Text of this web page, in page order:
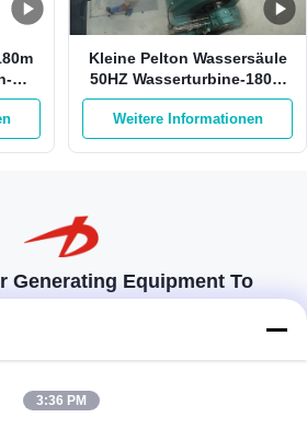
Kleine Pelton Wassersäule
50HZ Wasserturbine-180m
auf Sticheleien-Edelstahl
Weitere Informationen
Generating Equipment To
zur Erfüllung der Kundenanforderungen
3:36 PM